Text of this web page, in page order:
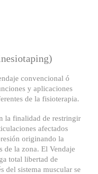
convencional ó
y aplicaciones
de la fisioterapia.
la finalidad de restringir
afectados
originando la
de la zona. El Vendaje
total libertad de
del sistema muscular se